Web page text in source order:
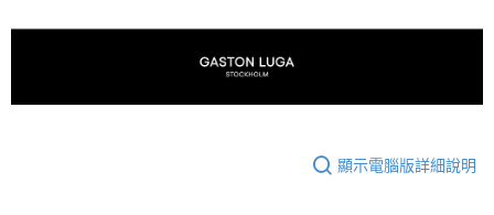
顯示電腦版詳細說明